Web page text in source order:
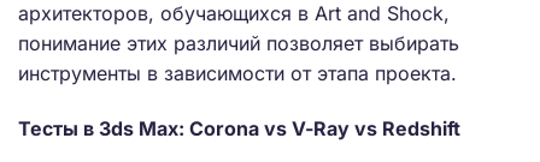
архитекторов, обучающихся в Art and Shock,
понимание этих различий позволяет выбирать
инструменты в зависимости от этапа проекта.
Тесты в 3ds Max: Corona vs V-Ray vs Redshift